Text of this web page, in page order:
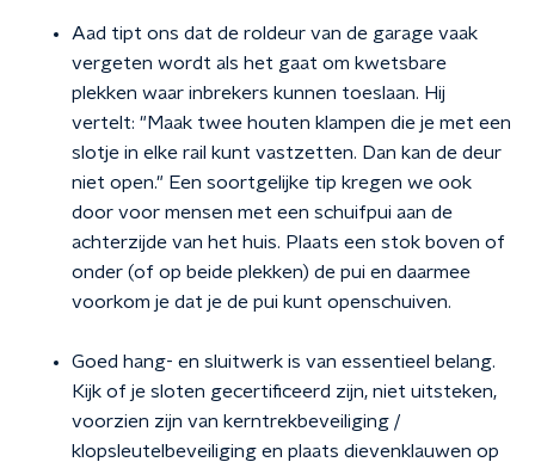
Aad tipt ons dat de roldeur van de garage vaak
vergeten wordt als het gaat om kwetsbare
plekken waar inbrekers kunnen toeslaan. Hij
vertelt: "Maak twee houten klampen die je met een
slotje in elke rail kunt vastzetten. Dan kan de deur
niet open." Een soortgelijke tip kregen we ook
door voor mensen met een schuifpui aan de
achterzijde van het huis. Plaats een stok boven of
onder (of op beide plekken) de pui en daarmee
voorkom je dat je de pui kunt openschuiven.
Goed hang- en sluitwerk is van essentieel belang.
Kijk of je sloten gecertificeerd zijn, niet uitsteken,
voorzien zijn van kerntrekbeveiliging /
klopsleutelbeveiliging en plaats dievenklauwen op